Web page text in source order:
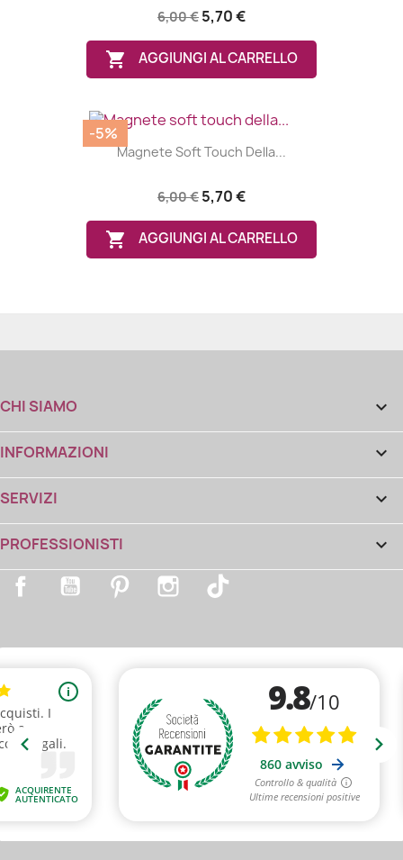
6,00 € 5,70 €
 AGGIUNGI AL CARRELLO
Magnete Soft Touch Della...
6,00 € 5,70 €
 AGGIUNGI AL CARRELLO
-5%
CHI SIAMO 
INFORMAZIONI 
SERVIZI 
PROFESSIONISTI 
Facebook YouTube Pinterest Instagram